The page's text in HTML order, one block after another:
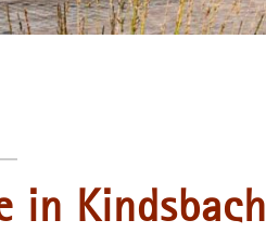
in Kindsbach